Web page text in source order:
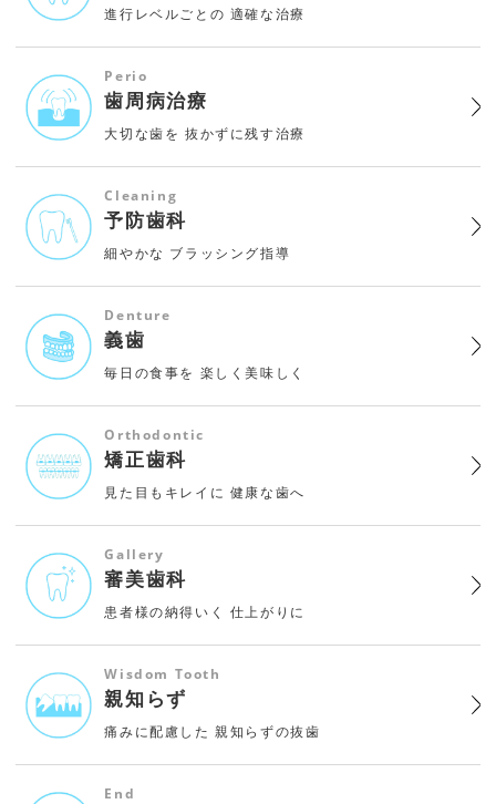
進行レベルごとの 適確な治療
Perio
歯周病治療
大切な歯を 抜かずに残す治療
Cleaning
予防歯科
細やかな ブラッシング指導
Denture
義歯
毎日の食事を 楽しく美味しく
Orthodontic
矯正歯科
見た目もキレイに 健康な歯へ
Gallery
審美歯科
患者様の納得いく 仕上がりに
Wisdom Tooth
親知らず
痛みに配慮した 親知らずの抜歯
End